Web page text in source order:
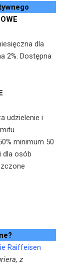
dla
2%. Dostępna
udzielenie i
minimum 50
dla osób
Raiffeisen
z